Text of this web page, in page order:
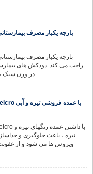
پارچه یکبار مصرف
پارچه یکبار مصرف
راحت می کند. دودکش های
در وزن سبک ، یقه گرد با بند در گردن ، کمر کراوات برای رفع است.
تیره ، باعث جلوگیری و
ویروس ها می شود و از